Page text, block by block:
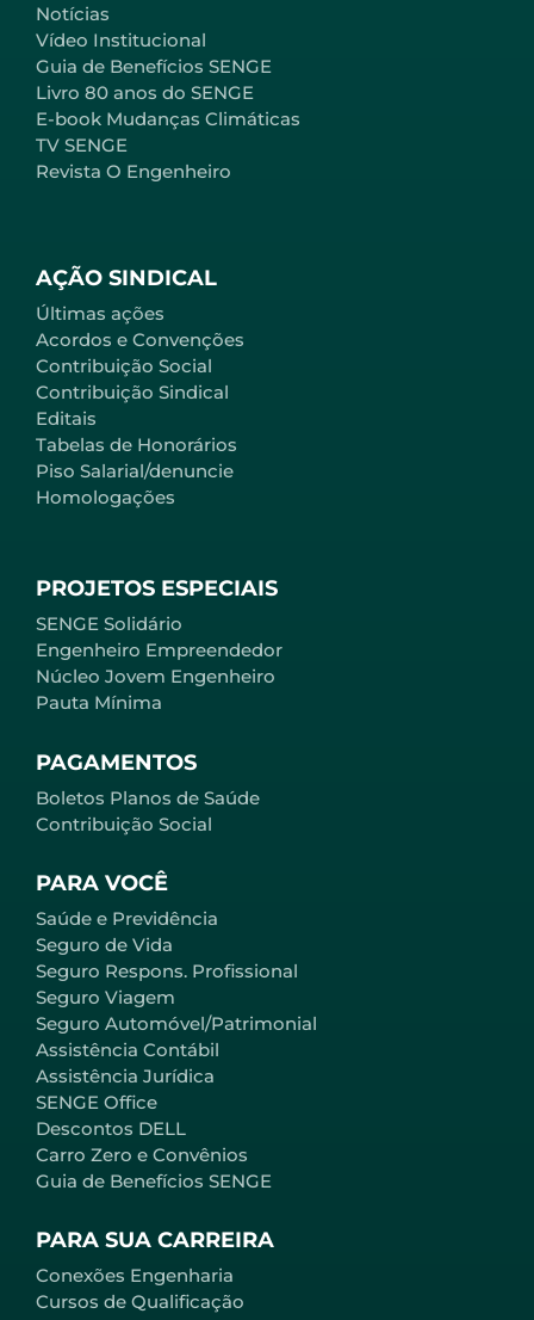
PARA VOCÊ
Saúde e Previdência
Seguro de Vida
Seguro Respons. Profissional
Seguro Viagem
Seguro Automóvel/Patrimonial
Assistência Contábil
Assistência Jurídica
SENGE Office
Descontos DELL
Carro Zero e Convênios
Guia de Benefícios SENGE
PARA SUA CARREIRA
Conexões Engenharia
Cursos de Qualificação
AÇÃO SINDICAL
Últimas ações
Acordos e Convenções
Contribuição Social
Contribuição Sindical
Editais
Tabelas de Honorários
Piso Salarial/denuncie
Homologações
PROJETOS ESPECIAIS
SENGE Solidário
Engenheiro Empreendedor
Núcleo Jovem Engenheiro
Pauta Mínima
PAGAMENTOS
Boletos Planos de Saúde
Contribuição Social
Notícias
Vídeo Institucional
Guia de Benefícios SENGE
Livro 80 anos do SENGE
E-book Mudanças Climáticas
TV SENGE
Revista O Engenheiro